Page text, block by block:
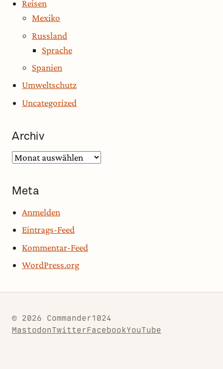
Reisen
Mexiko
Russland
Sprache
Spanien
Umweltschutz
Uncategorized
Archiv
Archiv
Meta
Anmelden
Eintrags-Feed
Kommentar-Feed
WordPress.org
© 2026 Commander1024
MastodonTwitterFacebookYouTube